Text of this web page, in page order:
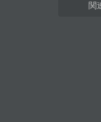
関